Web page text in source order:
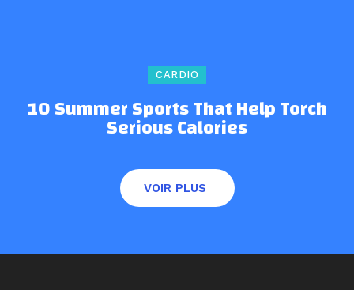
CARDIO
10 Summer Sports That Help Torch
Serious Calories
VOIR PLUS